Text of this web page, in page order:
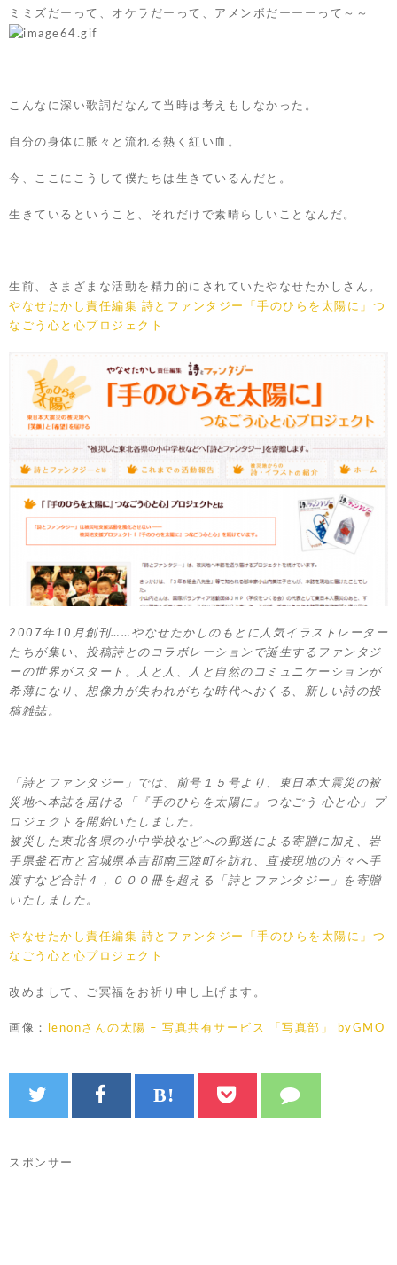
ミミズだーって、オケラだーって、アメンボだーーーって～～
こんなに深い歌詞だなんて当時は考えもしなかった。
自分の身体に脈々と流れる熱く紅い血。
今、ここにこうして僕たちは生きているんだと。
生きているということ、それだけで素晴らしいことなんだ。
生前、さまざまな活動を精力的にされていたやなせたかしさん。
やなせたかし責任編集 詩とファンタジー「手のひらを太陽に」つ
なごう心と心プロジェクト
2007年10月創刊……やなせたかしのもとに人気イラストレーター
たちが集い、投稿詩とのコラボレーションで誕生するファンタジ
ーの世界がスタート。人と人、人と自然のコミュニケーションが
希薄になり、想像力が失われがちな時代へおくる、新しい詩の投
稿雑誌。
「詩とファンタジー」では、前号１５号より、東日本大震災の被
災地へ本誌を届ける「『手のひらを太陽に』つなごう 心と心」プ
ロジェクトを開始いたしました。
被災した東北各県の小中学校などへの郵送による寄贈に加え、岩
手県釜石市と宮城県本吉郡南三陸町を訪れ、直接現地の方々へ手
渡すなど合計４，０００冊を超える「詩とファンタジー」を寄贈
いたしました。
やなせたかし責任編集 詩とファンタジー「手のひらを太陽に」つ
なごう心と心プロジェクト
改めまして、ご冥福をお祈り申し上げます。
画像： lenonさんの太陽 – 写真共有サービス 「写真部」 byGMO
スポンサー